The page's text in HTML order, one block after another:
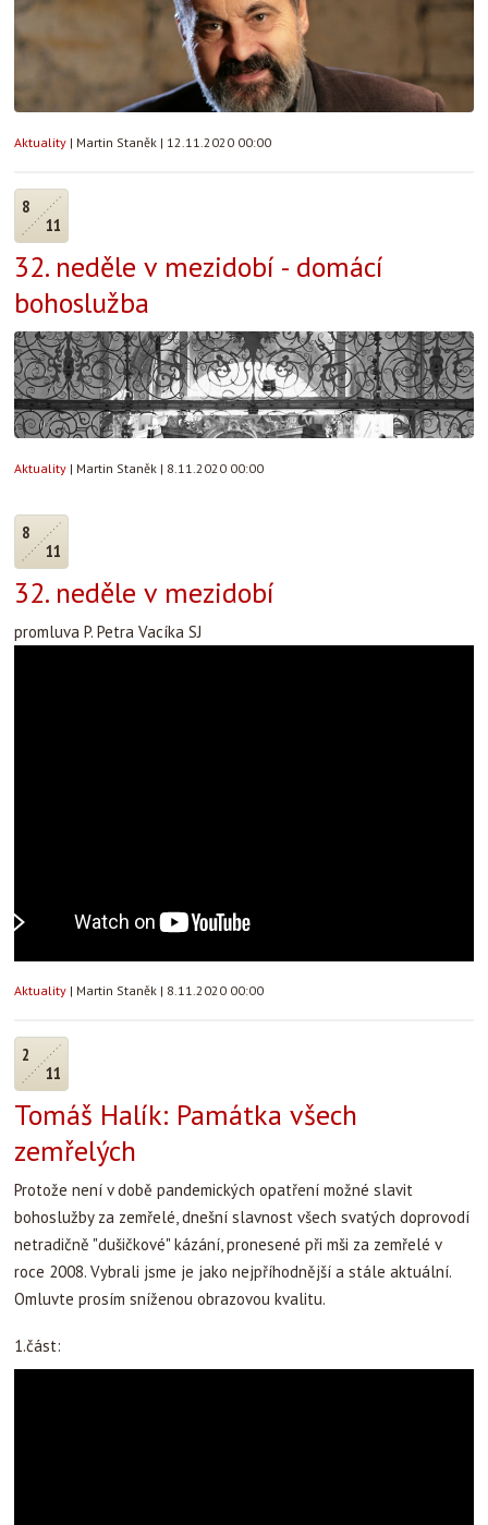
Aktuality | Martin Staněk | 12.11.2020 00:00
8
11
32. neděle v mezidobí - domácí
bohoslužba
Aktuality | Martin Staněk | 8.11.2020 00:00
8
11
32. neděle v mezidobí
promluva P. Petra Vacíka SJ
Aktuality | Martin Staněk | 8.11.2020 00:00
2
11
Tomáš Halík: Památka všech
zemřelých
Protože není v době pandemických opatření možné slavit
bohoslužby za zemřelé, dnešní slavnost všech svatých doprovodí
netradičně "dušičkové" kázání, pronesené při mši za zemřelé v
roce 2008. Vybrali jsme je jako nejpříhodnější a stále aktuální.
Omluvte prosím sníženou obrazovou kvalitu.
1.část: